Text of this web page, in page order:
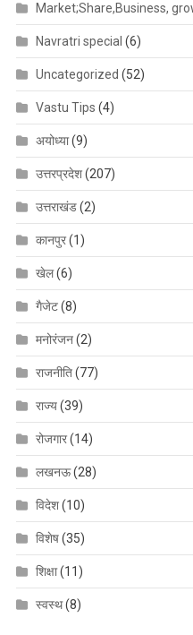
Market;Share,Business,
Navratri special (6)
Uncategorized (52)
Vastu Tips (4)
अयोध्या(9)
उत्तरप्रदेश(207)
उत्तराखंड(2)
कानपुर(1)
खेल(6)
गैजेट(8)
मनोरंजन(2)
राजनीति(77)
राज्य(39)
रोजगार(14)
लखनऊ(28)
विदेश(10)
विशेष(35)
शिक्षा(11)
स्वस्थ(8)